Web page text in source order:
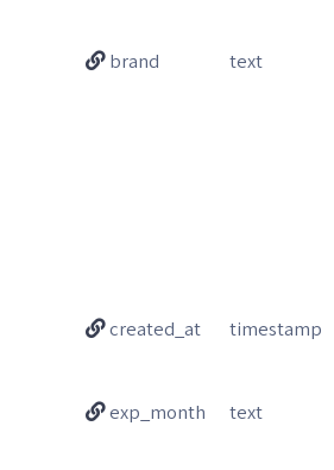
brand
text
created_at
timestamp
exp_month
text